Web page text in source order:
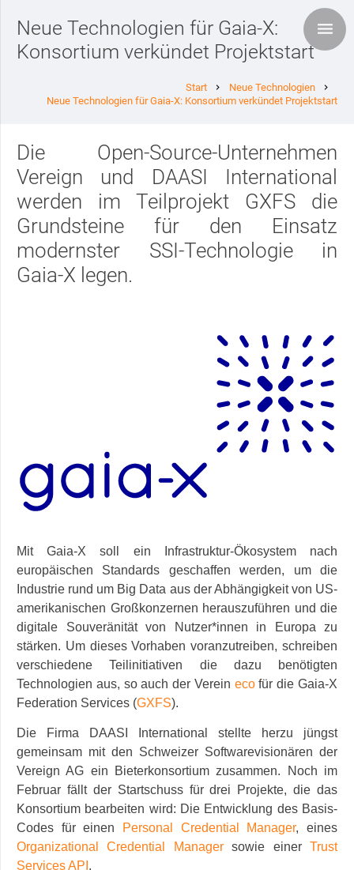
Neue Technologien für Gaia-X:
Konsortium verkündet Projektstart
Start chevron_right Neue Technologien chevron_right
Neue Technologien für Gaia-X: Konsortium verkündet Projektstart
Die Open-Source-Unternehmen
Vereign und DAASI International
werden im Teilprojekt GXFS die
Grundsteine für den Einsatz
modernster SSI-Technologie in
Gaia-X legen.
Mit Gaia-X soll ein Infrastruktur-Ökosystem nach
europäischen Standards geschaffen werden, um die
Industrie rund um Big Data aus der Abhängigkeit von US-
amerikanischen Großkonzernen herauszuführen und die
digitale Souveränität von Nutzer*innen in Europa zu
stärken. Um dieses Vorhaben voranzutreiben, schreiben
verschiedene Teilinitiativen die dazu benötigten
Technologien aus, so auch der Verein ecofür die Gaia-X
Federation Services (GXFS).
Die Firma DAASI International stellte herzu jüngst
gemeinsam mit den Schweizer Softwarevisionären der
Vereign AG ein Bieterkonsortium zusammen. Noch im
Februar fällt der Startschuss für drei Projekte, die das
Konsortium bearbeiten wird: Die Entwicklung des Basis-
Codes für einen
Personal Credential Manager, eines
Organizational Credential Managersowie einerTrust
Services API .